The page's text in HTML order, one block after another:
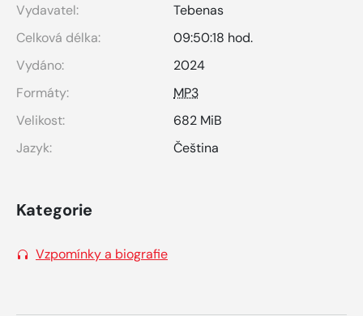
Vydavatel:
Tebenas
Celková délka:
09:50:18 hod.
Vydáno:
2024
Formáty:
MP3
Velikost:
682 MiB
Jazyk:
Čeština
Kategorie
Vzpomínky a biografie